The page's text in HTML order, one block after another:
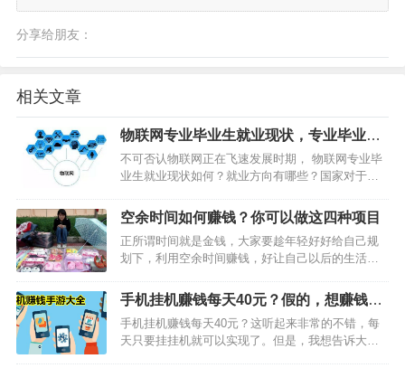
分享给朋友：
相关文章
物联网专业毕业生就业现状，专业毕业生
工资一般多少？
不可否认物联网正在飞速发展时期， 物联网专业毕
业生就业现状如何？就业方向有哪些？国家对于物
多是和物联网没有关系的。1、物联网专业毕业生就
业现状几乎是覆盖了各行各业，可以选择去政府管
理部门、科学研究…
空余时间如何赚钱？你可以做这四种项目
正所谓时间就是金钱，大家要趁年轻好好给自己规
划下，利用空余时间赚钱，好让自己以后的生活更
每天都在想的问题。针对大家的疑问，今天34楼小
编整理了几种适合空余时间做的赚钱项目，下面一
起来看看吧。1、摆…
手机挂机赚钱每天40元？假的，想赚钱还
得做我这些
手机挂机赚钱每天40元？这听起来非常的不错，每
天只要挂挂机就可以实现了。但是，我想告诉大